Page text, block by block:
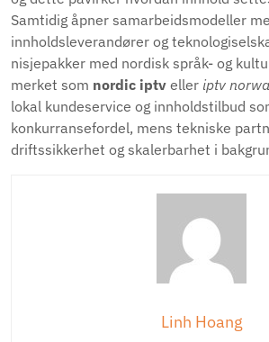
Samtidig åpner samarbeidsmodeller
innholdsleverandører og
nisjepakker med nordisk språk- og
merket som nordic iptv eller iptv
lokal kundeservice og innholdstilbud
konkurransefordel, mens tekniske
driftssikkerhet og skalerbarhet i
Linh Hoang